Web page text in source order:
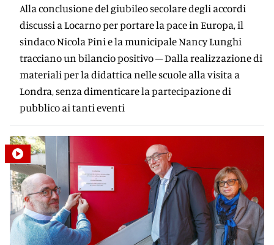
Alla conclusione del giubileo secolare degli accordi
discussi a Locarno per portare la pace in Europa, il
sindaco Nicola Pini e la municipale Nancy Lunghi
tracciano un bilancio positivo – Dalla realizzazione di
materiali per la didattica nelle scuole alla visita a
Londra, senza dimenticare la partecipazione di
pubblico ai tanti eventi